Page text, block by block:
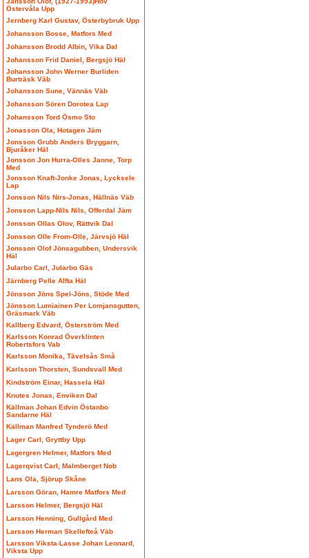
Östervåla Upp
Jernberg Karl Gustav, Österbybruk Upp
Johansson Bosse, Matfors Med
Johansson Brodd Albin, Vika Dal
Johansson Frid Daniel, Bergsjö Häl
Johansson John Werner Burliden
Burträsk Väb
Johansson Sune, Vännäs Väb
Johansson Sören Dorotea Lap
Johansson Tord Ösmo Sto
Jonasson Ola, Hotagen Jäm
Jonsson Grubb Anders Bryggarn,
Bjuråker Häl
Jonsson Jon Hurra-Olles Janne, Torp
Med
Jonsson Knaft-Jonke Jonas, Lycksele
Lap
Jonsson Nils Nirs-Jonas, Hällnäs Väb
Jonsson Lapp-Nils Nils, Offerdal Jäm
Jonsson Ollas Olov, Rättvik Dal
Jonsson Olle From-Olle, Järvsjö Häl
Jonsson Olof Jönsagubben, Undersvik
Häl
Jularbo Carl, Jularbo Gäs
Järnberg Pelle Alfta Häl
Jönsson Jöns Spel-Jöns, Stöde Med
Jönsson Lumiainen Per Lomjansgutten,
Gräsmark Väb
Kallberg Edvard, Österström Med
Karlsson Konrad Överklinten
Robertsfors Vab
Karlsson Monika, Tävelsås Små
Karlsson Thorsten, Sundsvall Med
Kindström Einar, Hassela Häl
Knutes Jonas, Enviken Dal
Källman Johan Edvin Östanbo
Sandarne Häl
Källman Manfred Tynderö Med
Lager Carl, Gryttby Upp
Lagergren Helmer, Matfors Med
Lagerqvist Carl, Malmberget Nob
Lans Ola, Sjörup Skåne
Larsson Göran, Hamre Matfors Med
Larsson Helmer, Bergsjö Häl
Larsson Henning, Gullgård Med
Larsson Herman Skellefteå Väb
Larsson Viksta-Lasse Johan Leonard,
Viksta Upp